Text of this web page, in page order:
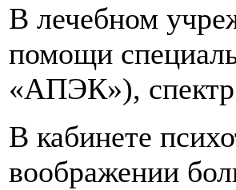
В лечебном
помощи
«АПЭК»), спектр
В кабинете
воображении